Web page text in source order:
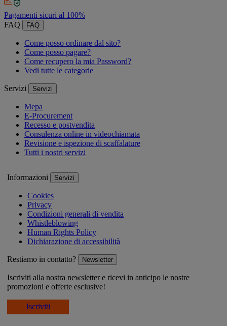
Pagamenti sicuri al 100%
FAQ
FAQ
Come posso ordinare dal sito?
Come posso pagare?
Come recupero la mia Password?
Vedi tutte le categorie
Servizi Servizi
Mepa
E-Procurement
Recesso e postvendita
Consulenza online in videochiamata
Revisione e ispezione di scaffalature
Tutti i nostri servizi
Informazioni Servizi
Cookies
Privacy
Condizioni generali di vendita
Whistleblowing
Human Rights Policy
Dichiarazione di accessibilità
Restiamo in contatto? Newsletter
Iscriviti alla nostra newsletter e ricevi in anticipo le nostre
promozioni e offerte esclusive!
Iscriviti